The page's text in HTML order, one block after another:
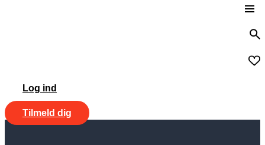
Log ind
Tilmeld dig